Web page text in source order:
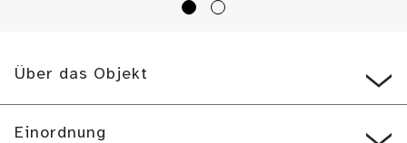
Über das Objekt
Einordnung